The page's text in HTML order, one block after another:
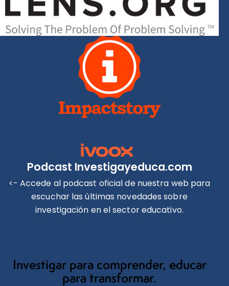
Podcast Investigayeduca.com
<- Accede al podcast oficial de nuestra web para
escuchar las últimas novedades sobre
investigación en el sector educativo.
Investigar para comprender, educar
para transformar.